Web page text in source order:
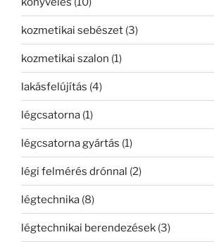
kozmetikai sebészet (3)
kozmetikai szalon (1)
lakásfelújítás (4)
légcsatorna (1)
légcsatorna gyártás (1)
légi felmérés drónnal (2)
légtechnika (8)
légtechnikai berendezések (3)